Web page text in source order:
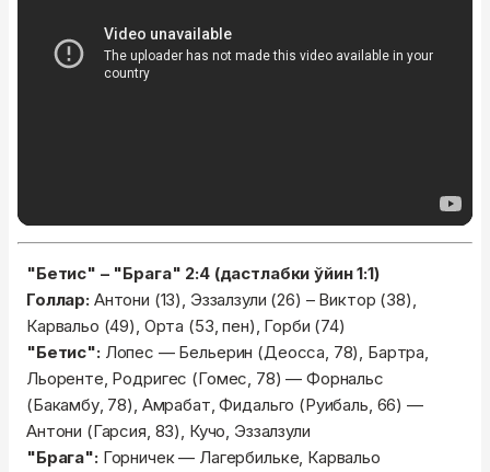
"Бетис" – "Брага" 2:4 (дастлабки ўйин 1:1)
Голлар: Антони (13), Эззалзули (26) – Виктор (38),
Карвальо (49), Орта (53, пен), Горби (74)
"Бетис":Лопес — Бельерин (Деосса, 78), Бартра,
Льоренте, Родригес (Гомес, 78) — Форнальс
(Бакамбу, 78), Амрабат, Фидальго (Руибаль, 66) —
Антони (Гарсия, 83), Кучо, Эззалзули
"Брага":Горничек — Лагербильке, Карвальо